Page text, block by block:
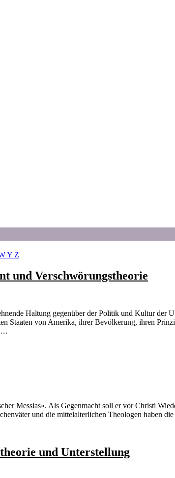
Y Z
und Verschwörungstheorie
Haltung gegenüber der Politik und Kultur der
Staaten von Amerika, ihrer Bevölkerung, ihren
…
Messias». Als Gegenmacht soll er vor Christi
und die mittelalterlichen Theologen haben
und Unterstellung